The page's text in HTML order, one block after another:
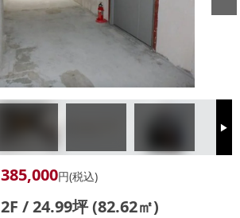
Next
385,000円(税込)
2F / 24.99坪 (82.62㎡)